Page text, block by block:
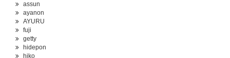
assun
ayanon
AYURU
fuji
getty
hidepon
hiko